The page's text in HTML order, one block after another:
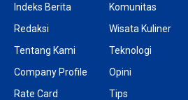
Indeks Berita
Redaksi
Tentang Kami
Company Profile
Rate Card
Komunitas
Wisata Kuliner
Teknologi
Opini
Tips